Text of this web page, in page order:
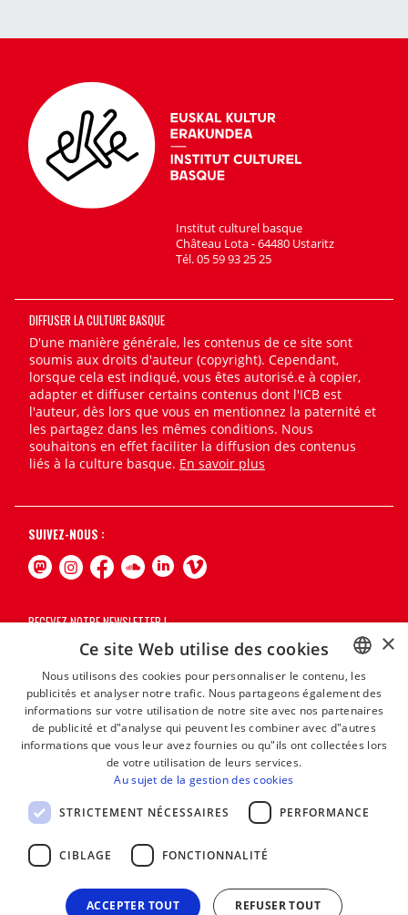
Institut culturel basque
Château Lota - 64480 Ustaritz
Tél. 05 59 93 25 25
DIFFUSER LA CULTURE BASQUE
D'une manière générale, les contenus de ce site sont
soumis aux droits d'auteur (copyright). Cependant,
lorsque cela est indiqué, vous êtes autorisé.e à copier,
adapter et diffuser certains contenus dont l'ICB est
l'auteur, dès lors que vous en mentionnez la paternité et
les partagez dans les mêmes conditions. Nous
souhaitons en effet faciliter la diffusion des contenus
liés à la culture basque. En savoir plus
SUIVEZ-NOUS :
RECEVEZ NOTRE NEWSLETTER !
BASQUE
FRENCH
×
Ce site Web utilise des cookies
Nous utilisons des cookies pour personnaliser le contenu, les
publicités et analyser notre trafic. Nous partageons également des
informations sur votre utilisation de notre site avec nos partenaires
de publicité et d"analyse qui peuvent les combiner avec d"autres
informations que vous leur avez fournies ou qu"ils ont collectées lors
de votre utilisation de leurs services.
Au sujet de la gestion des cookies
STRICTEMENT NÉCESSAIRES PERFORMANCE
CIBLAGE FONCTIONNALITÉ
ACCEPTER TOUT REFUSER TOUT